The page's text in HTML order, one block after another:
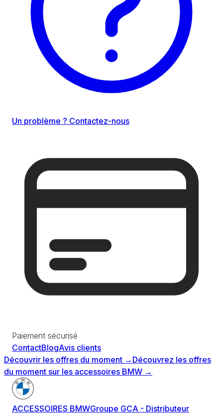
Un problème ? Contactez-nous
Paiement sécurisé
ContactBlogAvis clients
Découvrir les offres du moment → Découvrez les offres
du moment sur les accessoires BMW →
ACCESSOIRES BMWGroupe GCA - Distributeur